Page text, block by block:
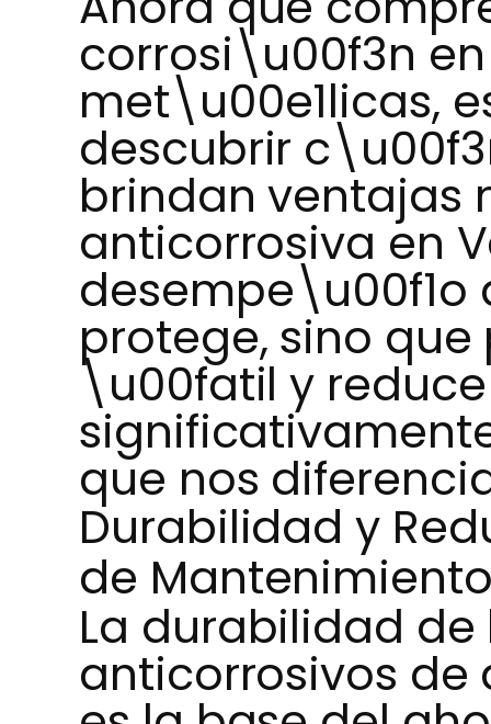
corrosi\u00f3n
met\u00e1licas,
descubrir
brindan ventajas
anticorrosiva en
desempe\u00f1o
protege, sino
\u00fatil y
que nos
Durabilidad y
de
La durabilidad de
anticorrosivos